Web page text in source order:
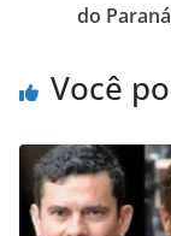
do
Você